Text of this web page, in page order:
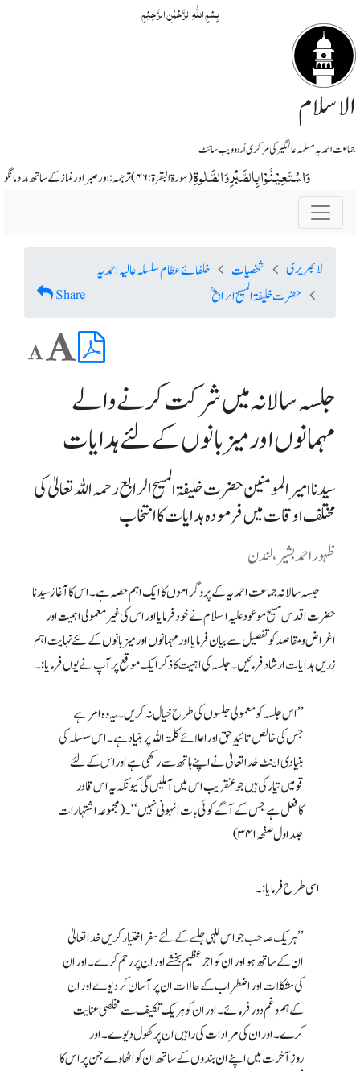
بِسۡمِ اللّٰہِ الرَّحۡمٰنِ الرَّحِیۡمِ
الاسلام
جماعت احمدیہ مسلمہ عالمگیر کی مرکزی اُردو ویب سائٹ
وَاسْتَعِیْنُوْا بِالصَّبْرِ وَ الصَّلٰوۃِ(سورة البقرة: ۴۶) ترجمہ: اور صبر اور نماز کے ساتھ مدد مانگو
لائبریری شخصیات
خلفائے عظام سلسلہ عالیہ احمدیہ
حضرت خلیفۃ المسیح الرابعؒ
Share
جلسہ سالانہ میں شرکت کرنے والے
مہمانوں اور میزبانوں کے لئے ہدایات
سیدنا امیرالمومنین حضرت خلیفۃ المسیح الرابع رحمہ اللہ تعالیٰ کی
مختلف اوقات میں فرمودہ ہدایات کا انتخاب
ظہور احمد بشیر، لندن
جلسہ سالانہ جماعت احمدیہ کے پروگراموں کا ایک اہم حصہ ہے ۔ اس کا آغاز سیدنا
حضرت اقدس مسیح موعود علیہ السلام نے خود فرمایا اور اس کی غیر معمولی اہمیت اور
اغراض و مقاصد کو تفصیل سے بیان فرمایا اور مہمانوں اور میزبانوں کے لئے نہایت اہم
زریں ہدایات ارشاد فرمائیں۔جلسہ کی اہمیت کا ذکر ایک موقع پر آپ نے یوں فرمایا:۔
’’ اس جلسہ کو معمولی جلسوں کی طرح خیال نہ کریں ۔ یہ وہ امر ہے
جس کی خالص تائیدِ حق اوراعلائے کلمۃ اللہ پر بنیاد ہے ۔ اس سلسلہ کی
بنیادی اینٹ خدا تعالیٰ نے اپنے ہاتھ سے رکھی ہے اوراس کے لئے
قومیں تیار کی ہیں جو عنقریب اس میں آملیں گی کیونکہ یہ اس قادر
کافعل ہے جس کے آگے کوئی بات انہونی نہیں‘‘۔ (مجموعہ اشتہارات
جلد اول صفحہ ۳۴۱)
اسی طرح فرمایا:۔
’’ہر یک صاحب جو ا س للہی جلسے کے لئے سفر اختیار کریں خدا تعالیٰ
ان کے ساتھ ہو اور ان کو اجرعظیم بخشے اور ان پررحم کرے۔ اور ان
کی مشکلات اور اضطراب کے حالات ان پر آسان کر دیوے اور ان
کے ہم و غم دور فرمائے۔ اور ان کو ہریک تکلیف سے مخلصی عنایت
کرے۔ اور ان کی مرادات کی راہیں ان پرکھول دیوے۔ اور
روزِآخرت میں اپنے ان بندوں کے ساتھ ان کو اٹھاوے جن پراس کا